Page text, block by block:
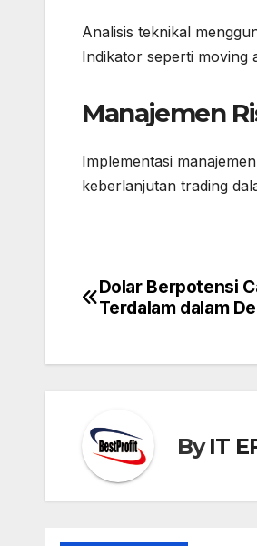
Analisis teknikal
Indikator seperti moving
Manajemen
Implementasi
keberlanjutan trading
Post
navigation
Dolar Berpotensi
Terdalam dalam
ByIT